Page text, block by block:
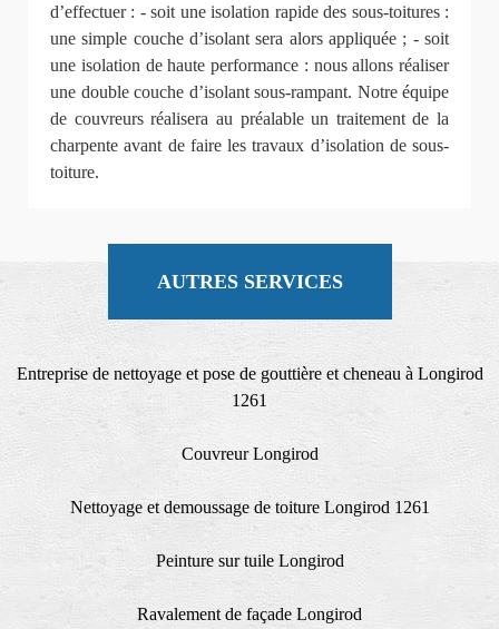
d’effectuer : - soit une isolation rapide des sous-toitures :
une simple couche d’isolant sera alors appliquée ; - soit
une isolation de haute performance : nous allons réaliser
une double couche d’isolant sous-rampant. Notre équipe
de couvreurs réalisera au préalable un traitement de la
charpente avant de faire les travaux d’isolation de sous-
toiture.
AUTRES SERVICES
Entreprise de nettoyage et pose de gouttière et cheneau à Longirod
1261
Couvreur Longirod
Nettoyage et demoussage de toiture Longirod 1261
Peinture sur tuile Longirod
Ravalement de façade Longirod